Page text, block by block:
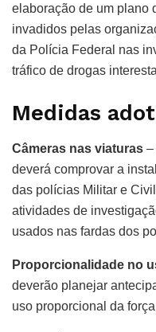
elaboração de um plano
invadidos pelas
da Polícia Federal nas
tráfico de drogas
Medidas
Câmeras nas viaturas –
deverá comprovar a
das polícias Militar e
atividades de
usados nas fardas dos
Proporcionalidade no
deverão planejar
uso proporcional da